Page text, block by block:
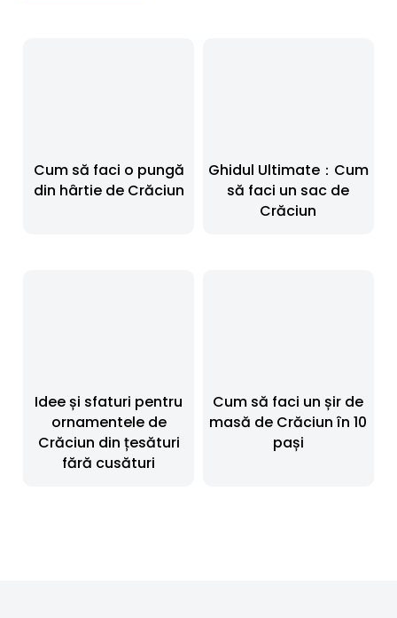
Cum să faci o pungă
din hârtie de Crăciun
Ghidul Ultimate：Cum
să faci un sac de
Crăciun
Idee și sfaturi pentru
ornamentele de
Crăciun din țesături
fără cusături
Cum să faci un șir de
masă de Crăciun în 10
pași